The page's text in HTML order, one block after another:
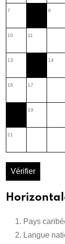
7 8
10 11
13 14
16 17
19
21
Vérifier
Pays
Langue